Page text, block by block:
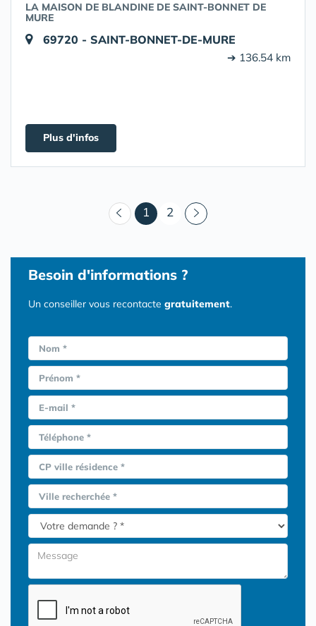
LA MAISON DE BLANDINE DE SAINT-BONNET DE
MURE
69720 - SAINT-BONNET-DE-MURE
➔ 136.54 km
Plus d'infos
1 (courant)
2
Besoin d'informations ?
Un conseiller vous recontacte gratuitement.
Nom *
Prénom *
E-mail *
Téléphone *
CP ville résidence *
Ville recherchée *